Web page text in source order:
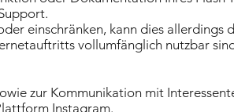
einschränken, kann dies allerdings
vollumfänglich nutzbar
zur Kommunikation mit
Instagram.